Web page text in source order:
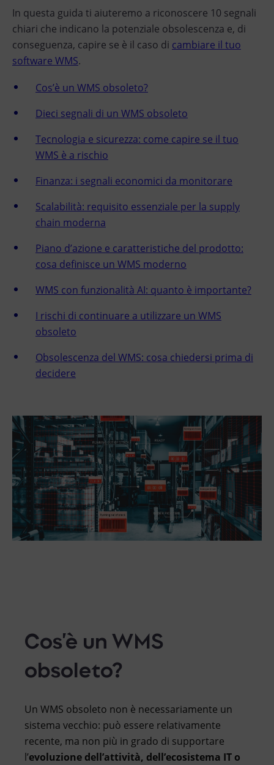
In questa guida ti aiuteremo a riconoscere 10 segnali
chiari che indicano la potenziale obsolescenza e, di
conseguenza, capire se è il caso di cambiare il tuo
software WMS.
Cos’è un WMS obsoleto?
Dieci segnali di un WMS obsoleto
Tecnologia e sicurezza: come capire se il tuo
WMS è a rischio
Finanza: i segnali economici da monitorare
Scalabilità: requisito essenziale per la supply
chain moderna
Piano d’azione e caratteristiche del prodotto:
cosa definisce un WMS moderno
WMS con funzionalità AI: quanto è importante?
I rischi di continuare a utilizzare un WMS
obsoleto
Obsolescenza del WMS: cosa chiedersi prima di
decidere
Cos’è un WMS
obsoleto?
Un WMS obsoleto non è necessariamente un
sistema vecchio: può essere relativamente
recente, ma non più in grado di supportare
l’evoluzione dell’attività, dell’ecosistema IT o